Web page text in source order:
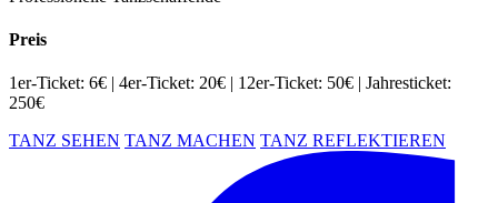
Preis
1er-Ticket: 6€ | 4er-Ticket: 20€ | 12er-Ticket: 50€ | Jahresticket:
250€
TANZ SEHEN TANZ MACHEN TANZ REFLEKTIEREN